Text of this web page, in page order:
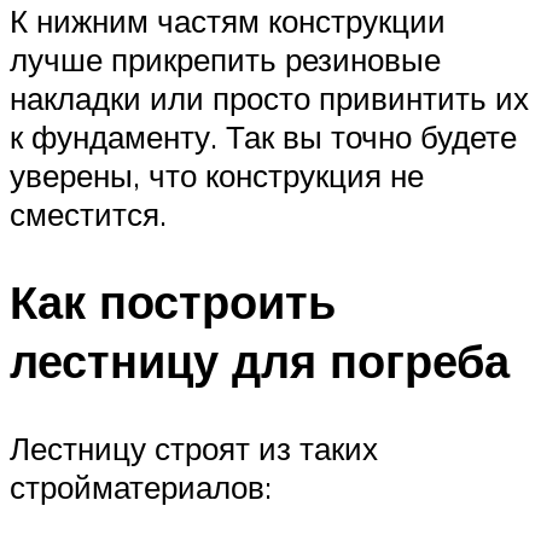
К нижним частям конструкции
лучше прикрепить резиновые
накладки или просто привинтить их
к фундаменту. Так вы точно будете
уверены, что конструкция не
сместится.
Как построить
лестницу для погреба
Лестницу строят из таких
стройматериалов: